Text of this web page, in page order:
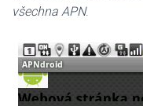
všechna APN.